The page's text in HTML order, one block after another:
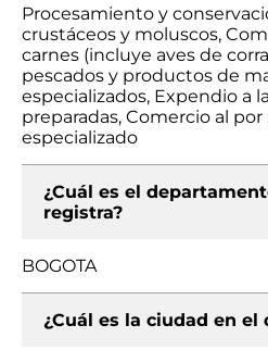
Procesamiento y
crustáceos y moluscos,
carnes (incluye aves de
pescados y productos de
especializados, Expendio a
preparadas, Comercio al
especializado
¿Cuál es el
registra?
BOGOTA
¿Cuál es la ciudad en el